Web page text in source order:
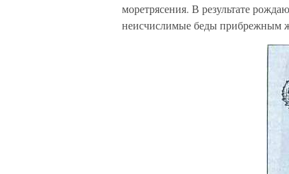
моретрясения. В результате
неисчислимые беды прибрежным